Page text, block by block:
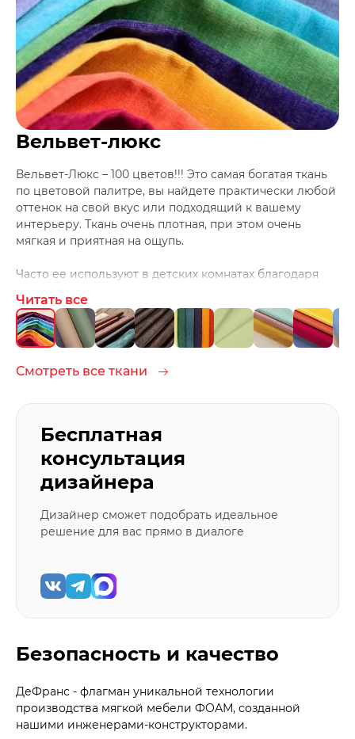
Смотреть все ткани
Вельвет-люкс
Вельвет-Люкс – 100 цветов!!! Это самая богатая ткань
по цветовой палитре, вы найдете практически любой
оттенок на свой вкус или подходящий к вашему
интерьеру. Ткань очень плотная, при этом очень
мягкая и приятная на ощупь.
Часто ее используют в детских комнатах благодаря
дети любят, что-нибудь испачкать ;)
Чистить ткань лучше средствами для домашней
Читать все
Бесплатная
консультация
дизайнера
Дизайнер сможет подобрать идеальное
решение для вас прямо в диалоге
Безопасность и качество
ДеФранс - флагман уникальной технологии
производства мягкой мебели ФОАМ, созданной
нашими инженерами-конструкторами.